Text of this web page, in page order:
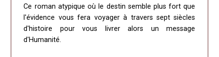
Ce roman atypique où le destin semble plus fort que
l'évidence vous fera voyager à travers sept siècles
d'histoire pour vous livrer alors un message
d'Humanité.